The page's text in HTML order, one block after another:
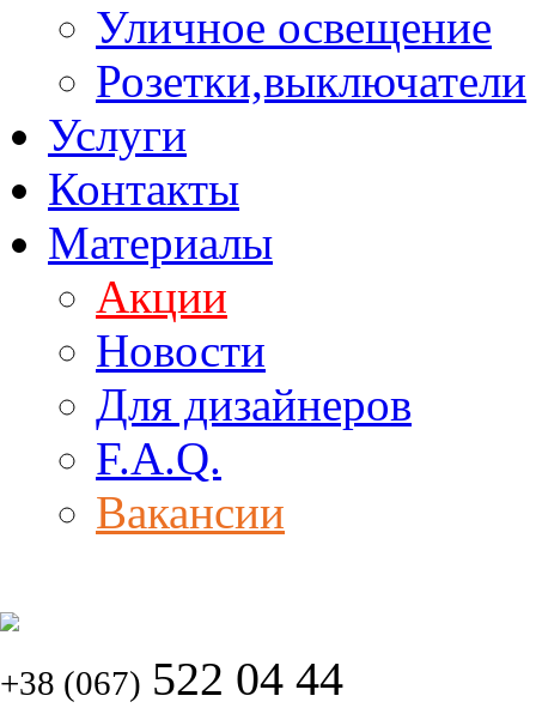
Уличное освещение
Розетки,выключатели
Услуги
Контакты
Материалы
Акции
Новости
Для дизайнеров
F.A.Q.
Вакансии
+38 (067) 522 04 44